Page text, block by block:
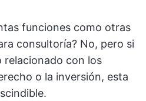
funciones como otras
consultoría? No, pero si
relacionado con los
o la inversión, esta